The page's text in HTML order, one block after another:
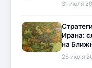
31 июля
Ирана:
на
26 июля